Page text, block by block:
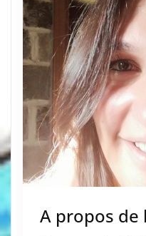
Créatif). Je suis aussi
« Mère […]
A propos de